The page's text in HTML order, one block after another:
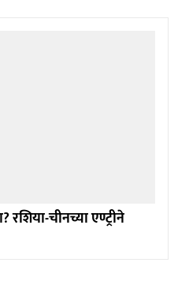
चीनच्या एण्ट्रीने